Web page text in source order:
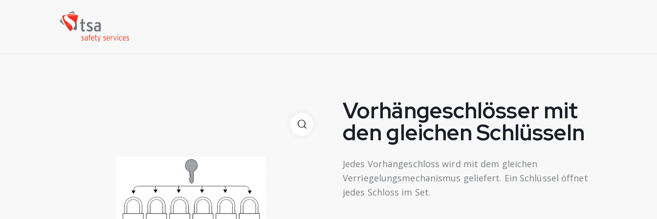
Vorhängeschlösser mit
den gleichen Schlüsseln
Jedes Vorhängeschloss wird mit dem gleichen
Verriegelungsmechanismus geliefert. Ein Schlüssel öffnet
jedes Schloss im Set.